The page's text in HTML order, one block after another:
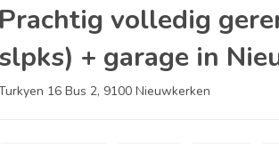
Prachtig volledig
slpks) + garage in
16 Bus 2, 9100 Nieuwkerken